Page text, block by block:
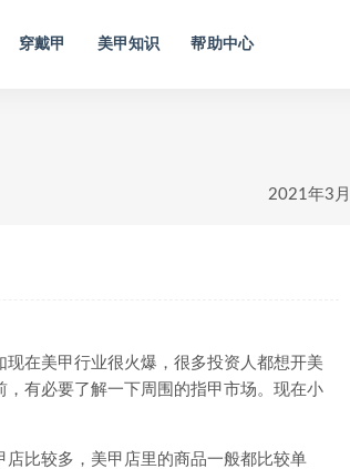
穿戴甲 美甲知识 帮助中心
2021年3
在美甲行业很火爆，很多投资人都想开美
有必要了解一下周围的指甲市场。现在小
比较多，美甲店里的商品一般都比较单